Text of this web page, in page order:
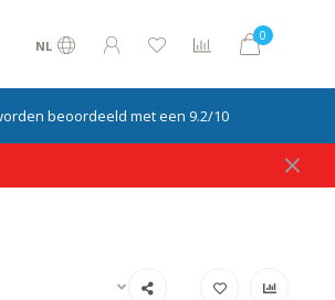
NL
0
beoordeeld met een 9.2/10